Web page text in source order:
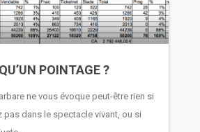
POINTAGE ?
ne vous évoque peut-être rien si
pas dans le spectacle vivant, ou si